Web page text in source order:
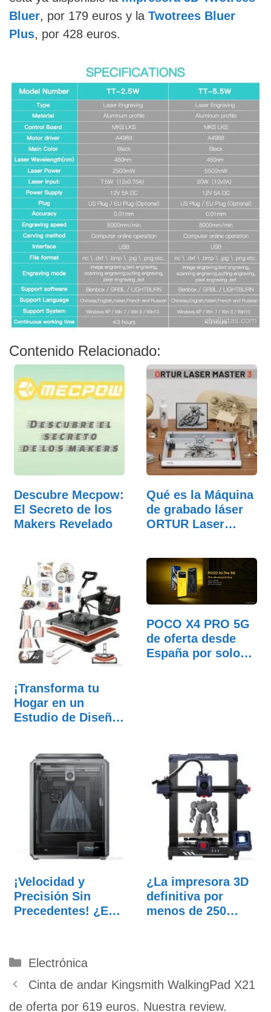
Bluer, por 179 euros y la Twotrees Bluer
Plus, por 428 euros.
Contenido Relacionado:
Descubre Mecpow:
El Secreto de los
Makers Revelado
Qué es la Máquina
de grabado láser
ORTUR Laser…
¡Transforma tu
Hogar en un
Estudio de Diseño
POCO X4 PRO 5G
de oferta desde
España por solo
¡Velocidad y
Precisión Sin
Precedentes! ¿Es
¿La impresora 3D
definitiva por
menos de 250
Categorías
Electrónica
Cinta de andar Kingsmith WalkingPad X21
de oferta por 619 euros. Nuestra review.